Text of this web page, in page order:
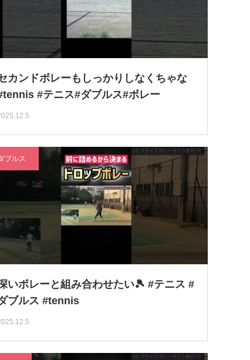
カンドボレーもしっかりしなくちゃな
#テニス#ダブルス#ボレー
ブルス
いボレーと組み合わせたい🎾 #テニス #
ブルス #tennis